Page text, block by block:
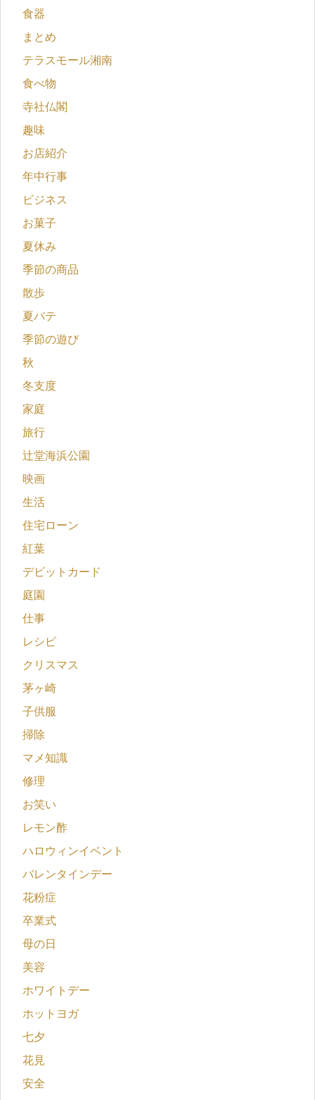
食器
まとめ
テラスモール湘南
食べ物
寺社仏閣
趣味
お店紹介
年中行事
ビジネス
お菓子
夏休み
季節の商品
散歩
夏バテ
季節の遊び
秋
冬支度
家庭
旅行
辻堂海浜公園
映画
生活
住宅ローン
紅葉
デビットカード
庭園
仕事
レシピ
クリスマス
茅ヶ崎
子供服
掃除
マメ知識
修理
お笑い
レモン酢
ハロウィンイベント
バレンタインデー
花粉症
卒業式
母の日
美容
ホワイトデー
ホットヨガ
七夕
花見
安全